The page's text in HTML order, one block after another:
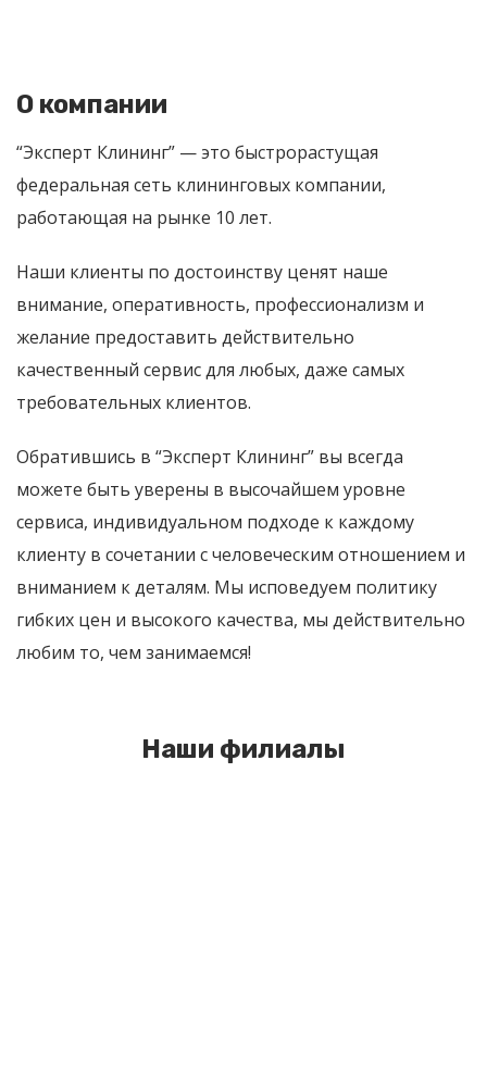
О компании
“Эксперт Клининг” — это быстрорастущая
федеральная сеть клининговых компании,
работающая на рынке 10 лет.
Наши клиенты по достоинству ценят наше
внимание, оперативность, профессионализм и
желание предоставить действительно
качественный сервис для любых, даже самых
требовательных клиентов.
Обратившись в “Эксперт Клининг” вы всегда
можете быть уверены в высочайшем уровне
сервиса, индивидуальном подходе к каждому
клиенту в сочетании с человеческим отношением и
вниманием к деталям. Мы исповедуем политику
гибких цен и высокого качества, мы действительно
любим то, чем занимаемся!
Наши филиалы